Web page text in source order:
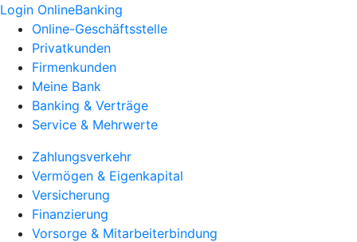
Login OnlineBanking
Online-Geschäftsstelle
Privatkunden
Firmenkunden
Meine Bank
Banking & Verträge
Service & Mehrwerte
Zahlungsverkehr
Vermögen & Eigenkapital
Versicherung
Finanzierung
Vorsorge & Mitarbeiterbindung